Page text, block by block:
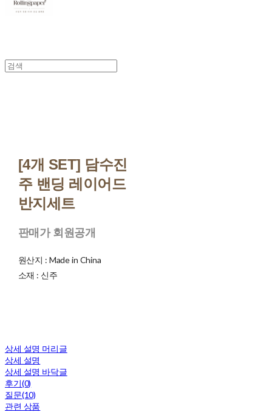
[4개 SET] 담수진
주 밴딩 레이어드
반지세트
판매가 회원공개
원산지 : Made in China
소재 : 신주
상세 설명 머리글
상세 설명
상세 설명 바닥글
후기(0)
질문(10)
관련 상품